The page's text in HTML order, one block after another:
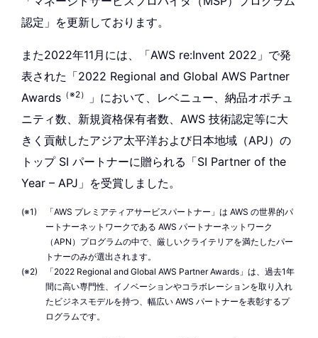
認定」を更新しております。
また2022年11月には、「AWS re:Invent 2022」で発
表された「2022 Regional and Global AWS Partner
Awards （※2）
」において、レベニュー、納品オポチュ
ニティ数、新規資格保有者数、AWS 技術認定等に大
きく貢献したアジア太平洋および日本地域（APJ）の
トップ SI パートナーに贈られる「SI Partner of the
Year – APJ」を受賞しました。
「AWS プレミアティアサービスパートナー」は AWS の世界的パ
ートナーネットワークである AWS パートナーネットワーク
（APN）プログラムの中で、厳しいクライテリアを満たしたパー
トナーのみが選出されます。
「2022 Regional and Global AWS Partner Awards」は、過去1年
間に高い専門性、イノベーションやコラボレーションを取り入れ
たビジネスモデルを持つ、幅広い AWS パートナーを表彰するプ
ログラムです。